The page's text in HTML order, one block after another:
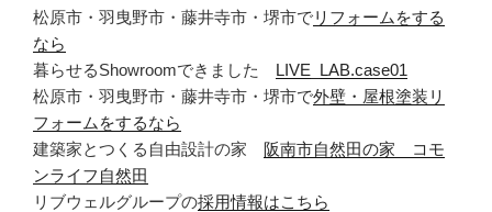
松原市・羽曳野市・藤井寺市・堺市でリフォームをする
なら
暮らせるShowroomできました LIVE_LAB.case01
松原市・羽曳野市・藤井寺市・堺市で外壁・屋根塗装リ
フォームをするなら
建築家とつくる自由設計の家 阪南市自然田の家 コモ
ンライフ自然田
リブウェルグループの採用情報はこちら